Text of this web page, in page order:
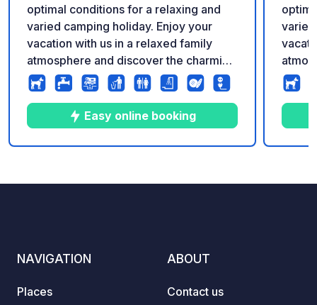
optimal conditions for a relaxing and
varied camping holiday. Enjoy your
vacation with us in a relaxed family
atmosphere and discover the charming
Dümmer nature park!
Easy online booking
NAVIGATION
Places
ABOUT
Contact us